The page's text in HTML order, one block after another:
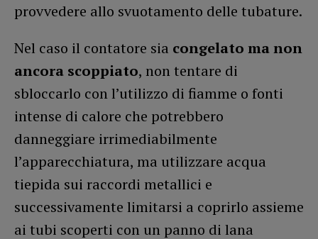
provvedere allo svuotamento delle tubature.
Nel caso il contatore sia congelato ma non
ancora scoppiato, non tentare di
sbloccarlo con l’utilizzo di fiamme o fonti
intense di calore che potrebbero
danneggiare irrimediabilmente
l’apparecchiatura, ma utilizzare acqua
tiepida sui raccordi metallici e
successivamente limitarsi a coprirlo assieme
ai tubi scoperti con un panno di lana